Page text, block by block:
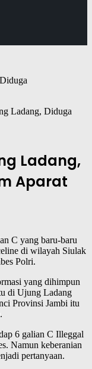
Ladang, Diduga
Ladang,
Aparat
C yang baru-baru
di wilayah Siulak
Polri.
yang dihimpun
di Ujung Ladang
Provinsi Jambi itu
6 galian C Illeggal
Namun keberanian
pertanyaan.